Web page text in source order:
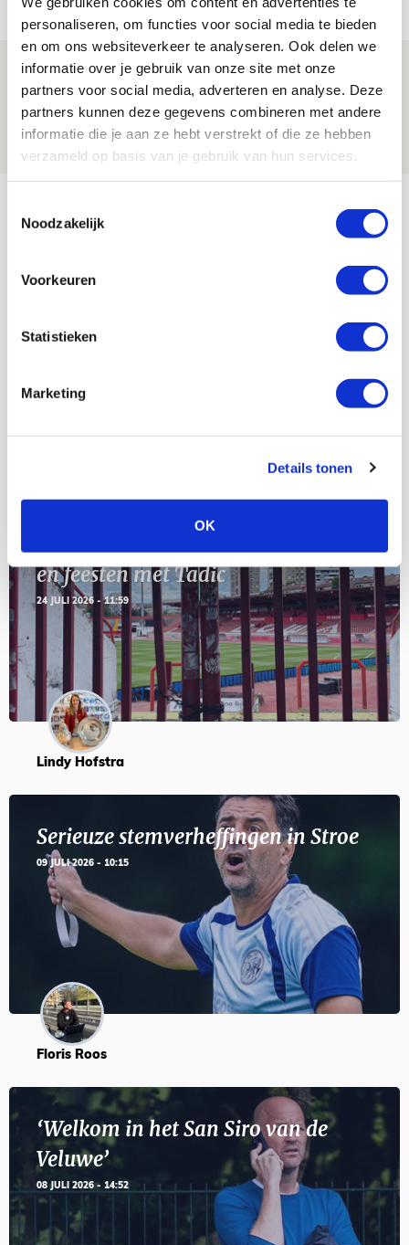
personaliseren, om functies voor social media te bieden
en om ons websiteverkeer te analyseren. Ook delen we
informatie over je gebruik van onze site met onze
partners voor social media, adverteren en analyse. Deze
partners kunnen deze gegevens combineren met andere
informatie die je aan ze hebt verstrekt of die ze hebben
verzameld op basis van je gebruik van hun services.
Noodzakelijk
Voorkeuren
Statistieken
Marketing
Details tonen
OK
NIEUWS
Spelen bij Jong Ajax of Ajax 1? Dat
maakt Abdalla ‘geen reet’ uit
AGENDA
23
Selectiedag ballenjongens/-meiden
Servische maffiabaas in grauwe bak
en feesten met Tadic
24 JULI 2026 - 11:59
Lindy Hofstra
Serieuze stemverheffingen in Stroe
09 JULI 2026 - 10:15
Floris Roos
‘Welkom in het San Siro van de
Veluwe’
08 JULI 2026 - 14:52